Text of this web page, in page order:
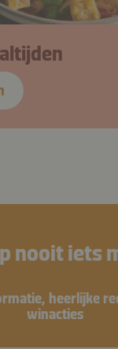
nooit iets
heerlijke
winacties